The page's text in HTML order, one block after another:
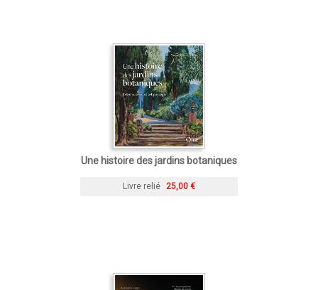
Une histoire des jardins botaniques
Livre relié 25,00 €